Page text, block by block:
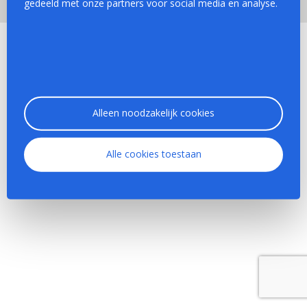
Algemene voorwaarden |Privacy beleid
gedeeld met onze partners voor social media en analyse.
Alleen noodzakelijk cookies
Alle cookies toestaan